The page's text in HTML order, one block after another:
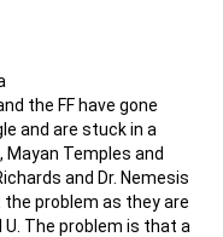
the FF have gone
and are stuck in a
Temples and
and Dr. Nemesis
problem as they are
The problem is that a